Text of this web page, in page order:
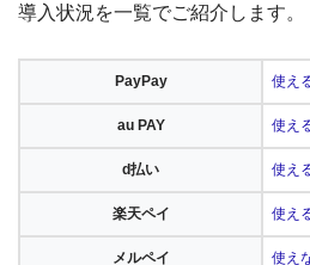
導入状況を一覧でご紹介します。
PayPay 使え
au PAY 使え
d払い 使え
楽天ペイ 使え
メルペイ 使え